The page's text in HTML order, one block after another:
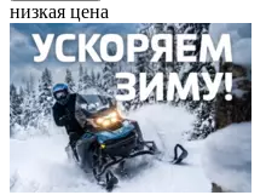
низкая цена